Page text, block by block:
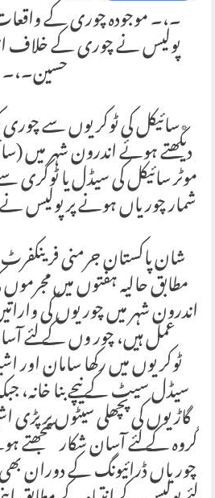
۔،۔ موجودہ چوری کے
پولیس نے چوری کے خلاف
حسین۔،۔
٭سائیکل کی ٹوکریوں سے چوری
دیکھتے ہوئے اندرون شہر میں
موٹر سائیکل کی سیڈل یا
شمار چوریاں ہونے پر پولیس
شان پاکستان جرمنی
مطابق حالیہ ہفتوں میں
اندرون شہر میں چوریوں کی
عمل ہیں، چور وں کے لئے
ٹوکریوں میں رکھا سامان اور
سیڈل سیٹ کے نیچے بنا خانہ،
گاڑیوں کی پچھلی سیٹوں پر
گروہ کے لئے آسان شکار سمجھتے
چوریاں ڈرائیونگ کے دوران